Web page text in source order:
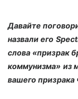
Давайте
назвали его
слова «призрак
коммунизма» из
вашего